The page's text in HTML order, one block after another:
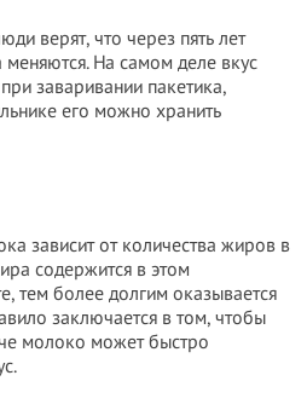
верят, что через пять лет
меняются. На самом деле вкус
заваривании пакетика,
его можно хранить
зависит от количества жиров в
содержится в этом
тем более долгим оказывается
заключается в том, чтобы
молоко может быстро